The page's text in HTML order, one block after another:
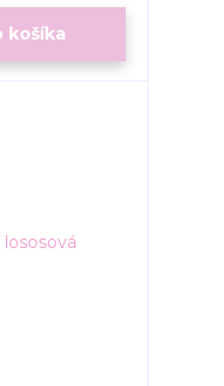
košíka